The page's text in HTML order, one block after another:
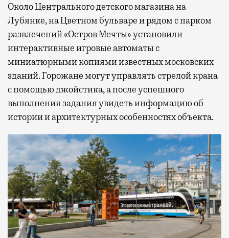
Около Центрального детского магазина на
Лубянке, на Цветном бульваре и рядом с парком
развлечений «Остров Мечты» установили
интерактивные игровые автоматы с
миниатюрными копиями известных московских
зданий. Горожане могут управлять стрелой крана
с помощью джойстика, а после успешного
выполнения задания увидеть информацию об
истории и архитектурных особенностях объекта.